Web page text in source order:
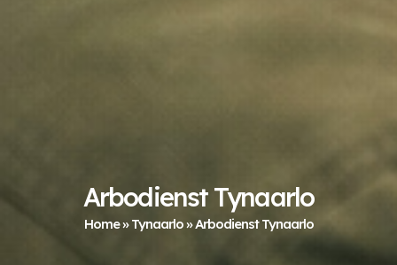
Arbodienst Tynaarlo
Home»Tynaarlo»Arbodienst Tynaarlo